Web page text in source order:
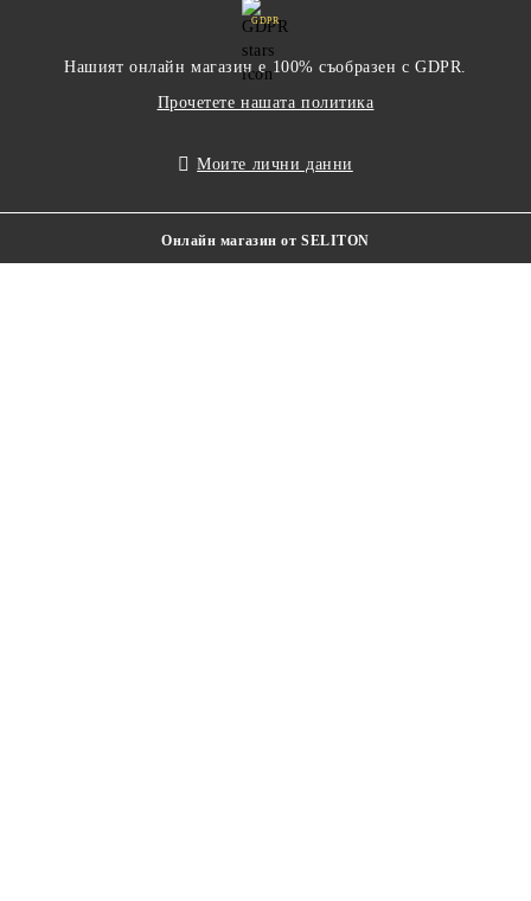
GDPR
Нашият онлайн магазин е 100% съобразен с GDPR.
Прочетете нашата политика
Моите лични данни
Онлайн магазин от SELITON